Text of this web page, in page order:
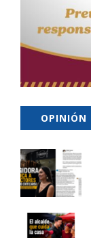
OPINIÓN